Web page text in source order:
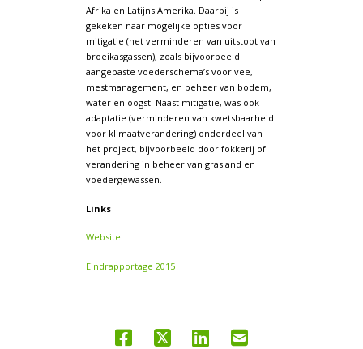
Afrika en Latijns Amerika. Daarbij is
gekeken naar mogelijke opties voor
mitigatie (het verminderen van uitstoot van
broeikasgassen), zoals bijvoorbeeld
aangepaste voederschema’s voor vee,
mestmanagement, en beheer van bodem,
water en oogst. Naast mitigatie, was ook
adaptatie (verminderen van kwetsbaarheid
voor klimaatverandering) onderdeel van
het project, bijvoorbeeld door fokkerij of
verandering in beheer van grasland en
voedergewassen.
Links
Website
Eindrapportage 2015